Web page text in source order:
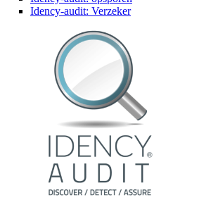
Idency-audit: Verzeker